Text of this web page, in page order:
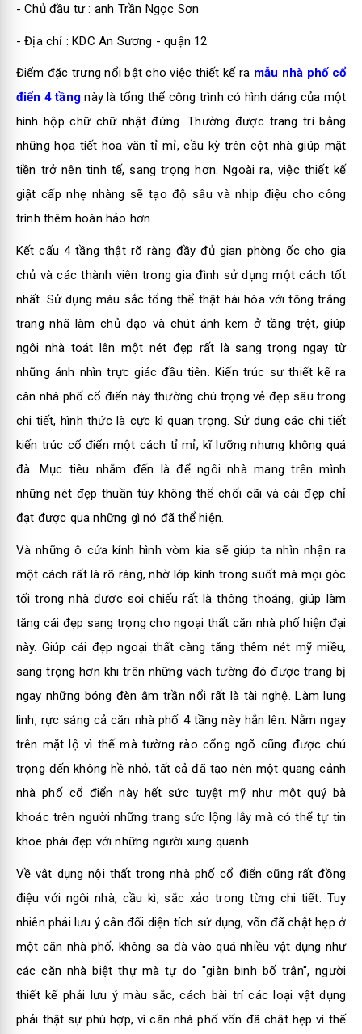
- Chủ đầu tư : anh Trần Ngọc Sơn
- Địa chỉ : KDC An Sương - quận 12
Điểm đặc trưng nổi bật cho việc thiết kế ra mẫu nhà phố cổ
điển 4 tầng này là tổng thể công trình có hình dáng của một
hình hộp chữ chữ nhật đứng. Thường được trang trí bằng
những họa tiết hoa văn tỉ mỉ, cầu kỳ trên cột nhà giúp mặt
tiền trở nên tinh tế, sang trọng hơn. Ngoài ra, việc thiết kế
giật cấp nhẹ nhàng sẽ tạo độ sâu và nhịp điệu cho công
trình thêm hoàn hảo hơn.
Kết cấu 4 tầng thật rõ ràng đầy đủ gian phòng ốc cho gia
chủ và các thành viên trong gia đình sử dụng một cách tốt
nhất. Sử dụng màu sắc tổng thể thật hài hòa với tông trắng
trang nhã làm chủ đạo và chút ánh kem ở tầng trệt, giúp
ngôi nhà toát lên một nét đẹp rất là sang trọng ngay từ
những ánh nhìn trực giác đầu tiên. Kiến trúc sư thiết kế ra
căn nhà phố cổ điển này thường chú trọng vẻ đẹp sâu trong
chi tiết, hình thức là cực kì quan trọng. Sử dụng các chi tiết
kiến trúc cổ điển một cách tỉ mỉ, kĩ lưỡng nhưng không quá
đà. Mục tiêu nhắm đến là để ngôi nhà mang trên mình
những nét đẹp thuần túy không thể chối cãi và cái đẹp chỉ
đạt được qua những gì nó đã thể hiện.
Và những ô cửa kính hình vòm kia sẽ giúp ta nhìn nhận ra
một cách rất là rõ ràng, nhờ lớp kính trong suốt mà mọi góc
tối trong nhà được soi chiếu rất là thông thoáng, giúp làm
tăng cái đẹp sang trọng cho ngoại thất căn nhà phố hiện đại
này. Giúp cái đẹp ngoại thất càng tăng thêm nét mỹ miều,
sang trọng hơn khi trên những vách tường đó được trang bị
ngay những bóng đèn âm trần nổi rất là tài nghệ. Làm lung
linh, rực sáng cả căn nhà phố 4 tầng này hẳn lên. Nằm ngay
trên mặt lộ vì thế mà tường rào cổng ngõ cũng được chú
trọng đến không hề nhỏ, tất cả đã tạo nên một quang cảnh
nhà phố cổ điển này hết sức tuyệt mỹ như một quý bà
khoác trên người những trang sức lộng lẫy mà có thể tự tin
khoe phái đẹp với những người xung quanh.
Về vật dụng nội thất trong nhà phố cổ điển cũng rất đồng
điệu với ngôi nhà, cầu kì, sắc xảo trong từng chi tiết. Tuy
nhiên phải lưu ý cân đối diện tích sử dụng, vốn đã chật hẹp ở
một căn nhà phố, không sa đà vào quá nhiều vật dụng như
các căn nhàbiệt thựmà tự do "giàn binh bố trận", người
thiết kế phải lưu ý màu sắc, cách bài trí các loại vật dụng
phải thật sự phù hợp, vì căn nhà phố vốn đã chật hẹp vì thế